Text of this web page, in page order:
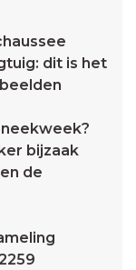
dit is het
bijzaak
de